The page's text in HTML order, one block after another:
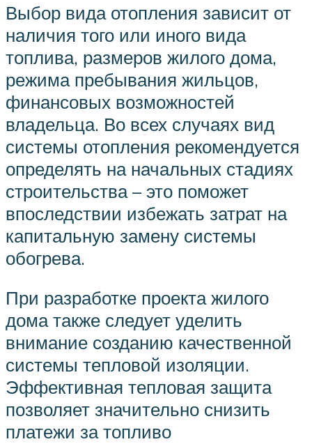
Выбор вида отопления зависит от
наличия того или иного вида
топлива, размеров жилого дома,
режима пребывания жильцов,
финансовых возможностей
владельца. Во всех случаях вид
системы отопления рекомендуется
определять на начальных стадиях
строительства – это поможет
впоследствии избежать затрат на
капитальную замену системы
обогрева.
При разработке проекта жилого
дома также следует уделить
внимание созданию качественной
системы тепловой изоляции.
Эффективная тепловая защита
позволяет значительно снизить
платежи за топливо